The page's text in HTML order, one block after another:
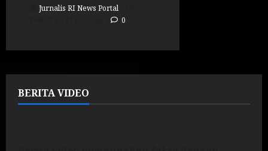
Jurnalis RI News Portal
0
BERITA VIDEO